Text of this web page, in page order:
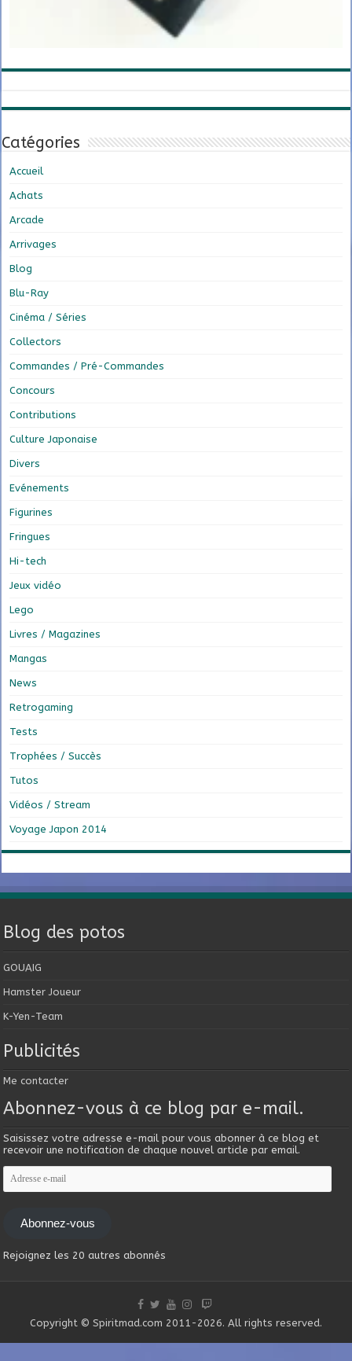
Catégories
Accueil
Achats
Arcade
Arrivages
Blog
Blu-Ray
Cinéma / Séries
Collectors
Commandes / Pré-Commandes
Concours
Contributions
Culture Japonaise
Divers
Evénements
Figurines
Fringues
Hi-tech
Jeux vidéo
Lego
Livres / Magazines
Mangas
News
Retrogaming
Tests
Trophées / Succès
Tutos
Vidéos / Stream
Voyage Japon 2014
Blog des potos
GOUAIG
Hamster Joueur
K-Yen-Team
Publicités
Me contacter
Abonnez-vous à ce blog par e-mail.
Saisissez votre adresse e-mail pour vous abonner à ce blog et
recevoir une notification de chaque nouvel article par email.
Adresse
e-
mail
Abonnez-vous
Rejoignez les 20 autres abonnés
Copyright © Spiritmad.com 2011-2026. All rights reserved.